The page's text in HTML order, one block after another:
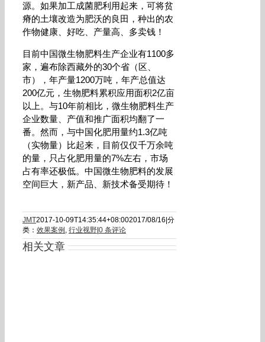
源。如果加工成菌肥利用起来，可将贫
瘠的土壤改造为肥沃的良田，种出的农
作物健康、好吃、产量高、多卖钱！
目前中国微生物肥料生产企业有1100多
家，遍布除西藏外的30个省（区、
市），年产量1200万吨，年产总值达
200亿元，生物肥料累积应用面积2亿亩
以上。与10年前相比，微生物肥料生产
企业数量、产值和推广面积均翻了一
番。然而，与中国化肥用量约1.3亿吨
（实物量）比起来，目前仅仅千万余吨
的量，只占化肥用量的7%左右，市场
占有率还极低。中国微生物肥料的发展
空间巨大，新产品、新技术备受期待！
JMT2017-10-09T14:35:44+08:002017/08/16 分
类： 效果案例 , 行业视野 0 条评论
相关文章